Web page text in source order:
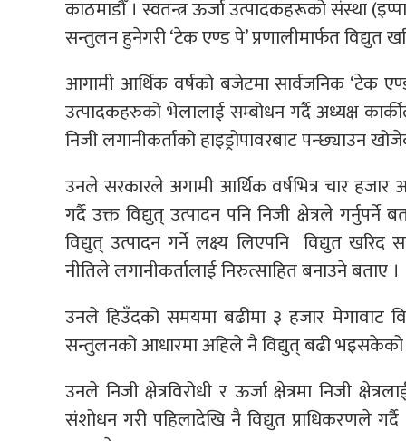
काठमाडाैँ । स्वतन्त्र ऊर्जा उत्पादकहरूको संस्था
सन्तुलन हुनेगरी ‘टेक एण्ड पे’ प्रणालीमार्फत विद्युत
आगामी आर्थिक वर्षको बजेटमा सार्वजनिक ‘टेक
उत्पादकहरुको भेलालाई सम्बोधन गर्दै अध्यक्ष
निजी लगानीकर्ताको हाइड्रोपावरबाट पन्छ्याउन
उनले सरकारले अगामी आर्थिक वर्षभित्र चार
गर्दै उक्त विद्युत् उत्पादन पनि निजी क्षेत्रले
विद्युत् उत्पादन गर्ने लक्ष्य लिएपनि विद्युत
नीतिले लगानीकर्तालाई निरुत्साहित बनाउने बताए ।
उनले हिउँदको समयमा बढीमा ३ हजार मेगावाट
सन्तुलनको आधारमा अहिले नै विद्युत् बढी भइसकेको
उनले निजी क्षेत्रविरोधी र ऊर्जा क्षेत्रमा निजी
संशोधन गरी पहिलादेखि नै विद्युत प्राधिकरणले